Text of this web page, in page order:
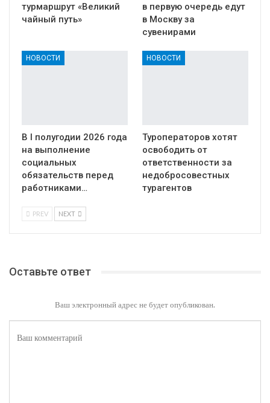
турмаршрут «Великий
чайный путь»
в первую очередь едут
в Москву за
сувенирами
НОВОСТИ
В I полугодии 2026 года
на выполнение
социальных
обязательств перед
работниками…
НОВОСТИ
Туроператоров хотят
освободить от
ответственности за
недобросовестных
турагентов
PREV NEXT
Оставьте ответ
Ваш электронный адрес не будет опубликован.